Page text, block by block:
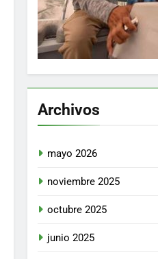
Archivos
mayo 2026
noviembre 2025
octubre 2025
junio 2025